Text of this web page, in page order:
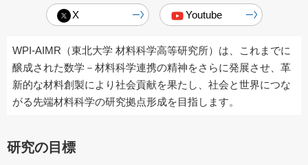
X Youtube
WPI-AIMR（東北大学 材料科学高等研究所）は、これまでに
醸成された数学－材料科学連携の精神をさらに発展させ、革
新的な材料創製により社会貢献を果たし、社会と世界につな
がる先端材料科学の研究拠点形成を目指します。
研究の目標